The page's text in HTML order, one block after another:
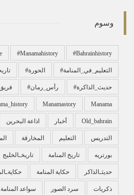
وسوم
#bahrainhistory
#manamahistory
#التعليم_في_المنامة #الحورة
#حديث_الذاكرة #رأس_رمان
Manama
Manamastory
Old_bahrain أخبار اذاعة البحرين
التدريس التعليم المخارقة
بورتريه تاريخ المنامة تاريخـالخليج
حديثـالذاكر حكاية المنامة
ذكريات سرد الصور سواعد المنامة